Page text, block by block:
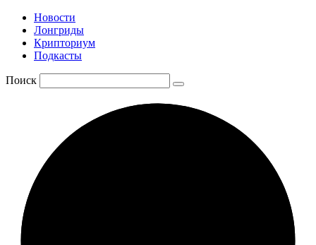
Новости
Лонгриды
Крипториум
Подкасты
Поиск